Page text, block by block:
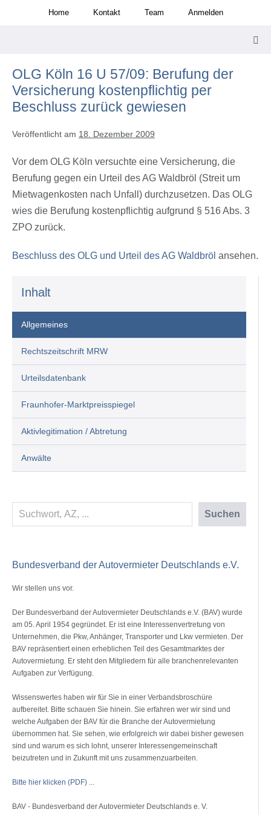
Home Kontakt Team Anmelden
Inhalt
Allgemeines
Rechtszeitschrift MRW
Urteilsdatenbank
Fraunhofer-Marktpreisspiegel
Aktivlegitimation / Abtretung
Anwälte
Suchen Suchen
Bundesverband der Autovermieter Deutschlands e.V.
Wir stellen uns vor.
Der Bundesverband der Autovermieter Deutschlands e.V. (BAV) wurde
am 05. April 1954 gegründet. Er ist eine Interessenvertretung von
Unternehmen, die Pkw, Anhänger, Transporter und Lkw vermieten. Der
BAV repräsentiert einen erheblichen Teil des Gesamtmarktes der
Autovermietung. Er steht den Mitgliedern für alle branchenrelevanten
Aufgaben zur Verfügung.
Wissenswertes haben wir für Sie in einer Verbandsbroschüre
aufbereitet. Bitte schauen Sie hinein. Sie erfahren wer wir sind und
welche Aufgaben der BAV für die Branche der Autovermietung
übernommen hat. Sie sehen, wie erfolgreich wir dabei bisher gewesen
sind und warum es sich lohnt, unserer Interessengemeinschaft
beizutreten und in Zukunft mit uns zusammenzuarbeiten.
Bitte hier klicken (PDF) ...
BAV - Bundesverband der Autovermieter Deutschlands e. V.
OLG Köln 16 U 57/09: Berufung der
Versicherung kostenpflichtig per
Beschluss zurück gewiesen
Veröffentlicht am 18. Dezember 2009
Vor dem OLG Köln versuchte eine Versicherung, die
Berufung gegen ein Urteil des AG Waldbröl (Streit um
Mietwagenkosten nach Unfall) durchzusetzen. Das OLG
wies die Berufung kostenpflichtig aufgrund § 516 Abs. 3
ZPO zurück.
Beschluss des OLG und Urteil des AG Waldbröl ansehen.